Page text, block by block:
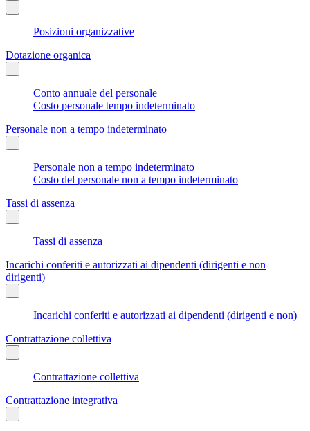
Posizioni organizzative
Dotazione organica
Conto annuale del personale
Costo personale tempo indeterminato
Personale non a tempo indeterminato
Personale non a tempo indeterminato
Costo del personale non a tempo indeterminato
Tassi di assenza
Tassi di assenza
Incarichi conferiti e autorizzati ai dipendenti (dirigenti e non
dirigenti)
Incarichi conferiti e autorizzati ai dipendenti (dirigenti e non)
Contrattazione collettiva
Contrattazione collettiva
Contrattazione integrativa